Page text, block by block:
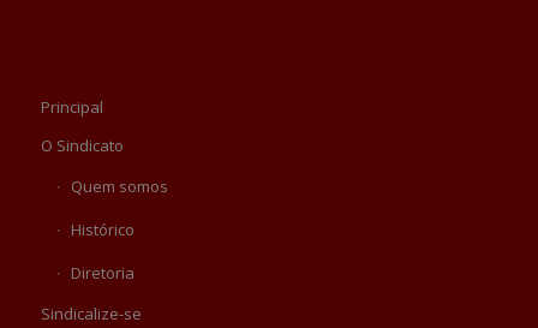
Principal
O Sindicato
Quem somos
Histórico
Diretoria
Sindicalize-se